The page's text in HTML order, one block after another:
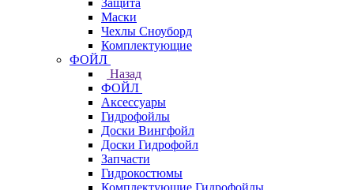
Защита
Маски
Чехлы Сноуборд
Комплектующие
ФОЙЛ
Назад
ФОЙЛ
Аксессуары
Гидрофойлы
Доски Вингфойл
Доски Гидрофойл
Запчасти
Гидрокостюмы
Комплектующие Гидрофойлы